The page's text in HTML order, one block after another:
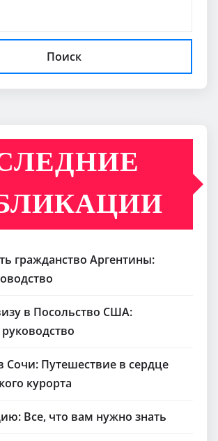
Поиск
гражданство Аргентины:
в Посольство США:
Сочи: Путешествие в сердце
курорта
Все, что вам нужно знать